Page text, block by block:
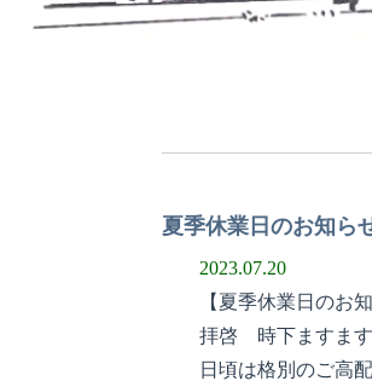
夏季休業日のお知ら
2023.07.20
【夏季休業日のお知
拝啓 時下ますます
日頃は格別のご高